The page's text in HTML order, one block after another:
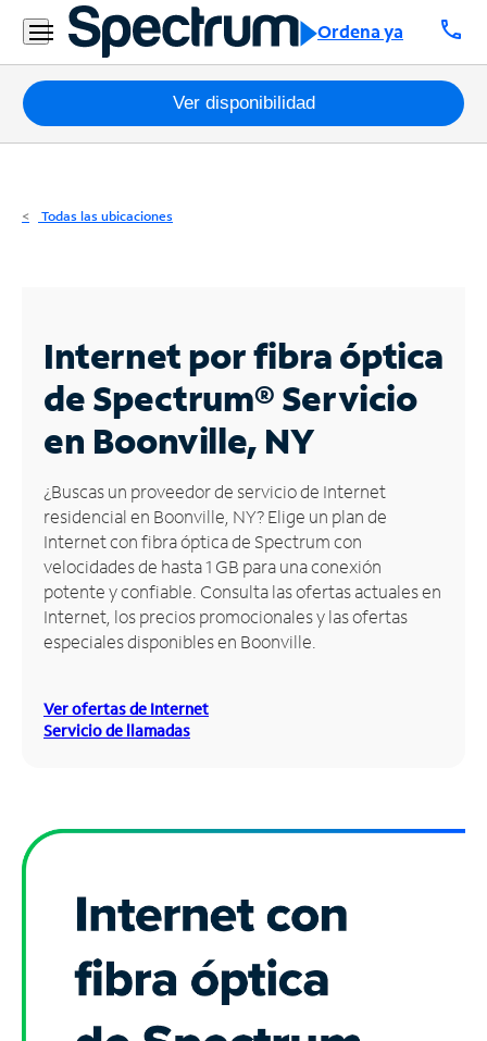
Ordena ya call
Residencial
Business
Paquetes
Internet
Business
Contáctanos
Inglés
Administrar
cuenta
Encuentra
una
tienda
Ver disponibilidad
Todas las ubicaciones
Internet por fibra óptica
de Spectrum®Servicio
en Boonville, NY
¿Buscas un proveedor de servicio de Internet
residencial en Boonville, NY? Elige un plan de
Internet con fibra óptica de Spectrum con
velocidades de hasta 1 GB para una conexión
potente y confiable. Consulta las ofertas actuales en
Internet, los precios promocionales y las ofertas
especiales disponibles en Boonville.
Ver ofertas de Internet
Servicio de llamadas